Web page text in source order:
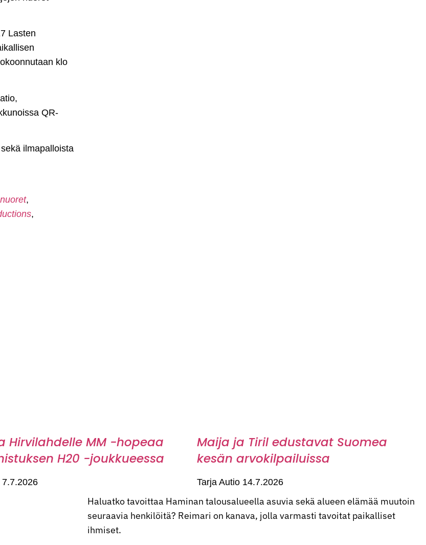
Lasten
klo
QR-
ilmapalloista
,
,
Hirvilahdelle MM -hopeaa
H20 -joukkueessa
7.7.2026
Maija ja Tiril edustavat Suomea
kesän arvokilpailuissa
Tarja Autio 14.7.2026
Haluatko tavoittaa Haminan talousalueella asuvia sekä alueen elämää muutoin
seuraavia henkilöitä? Reimari on kanava, jolla varmasti tavoitat paikalliset
ihmiset.